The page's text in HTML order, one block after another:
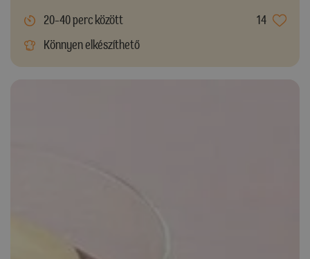
20-40 perc között
14
Könnyen elkészíthető